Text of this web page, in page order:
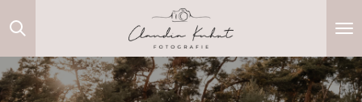
Zum
Hauptinhalt
springen